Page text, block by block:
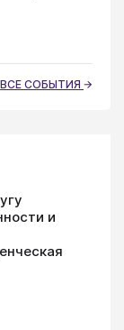
ВСЕ СОБЫТИЯ
и